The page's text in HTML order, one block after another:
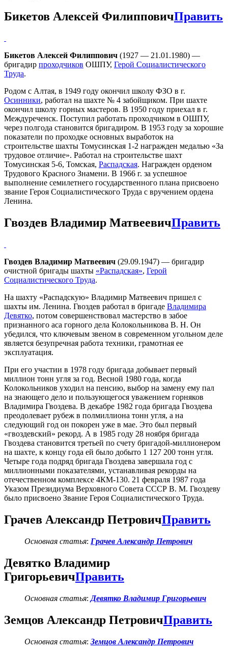
Бикетов Алексей ФилипповичПравить
Бикетов Алексей Филиппович (1927 — 21.01.1980) —
бригадир проходчиков ОШПУ, Герой Социалистического
Труда.
Родом с Алтая, в 1949 году окончил школу ФЗО в г.
Осинники, работал на шахте № 4 забойщиком. При шахте
окончил школу горных мастеров. В 1950 году приехал в г.
Междуреченск. Поступил работать проходчиком в ОШПУ,
через полгода становится бригадиром. В 1953 году за хорошие
показатели по проходке основных выработок на
строительстве шахты Томусинская 1-2 награжден медалью «За
трудовое отличие». Работал на строительстве шахт
Томусинская 5-6, Томская, Распадская. Награжден орденом
Трудового Красного Знамени. В 1966 г. за успешное
выполнение семилетнего государственного плана присвоено
звание Героя Социалистического Труда с вручением ордена
Ленина.
Гвоздев Владимир МатвеевичПравить
Гвоздев Владимир Матвеевич (29.09.1947) — бригадир
очистной бригады шахты «Распадская», Герой
Социалистического Труда.
На шахту «Распадскую» Владимир Матвеевич пришел с
шахты им. Ленина. Гвоздев работал в бригаде Владимира
Девятко, потом совершенствовал мастерство в забое
признанного аса горного дела Колокольникова В. Н. Он
убедился, что ключевым звеном в современном угольном деле
является безупречная работа техники, грамотная ее
эксплуатация.
При его участии в 1978 году бригада добывает первый
миллион тонн угля за год. Весной 1980 года, когда
Колокольников уходил на пенсию, выбор на замену ему пал
на знающего дело и пользующегося уважением горняков
Владимира Гвоздева. В декабре 1982 года бригада Гвоздева
преодолевает рубеж в полмиллиона тонн угля, а на
следующий год он покорен уже в мае. Это был первый
«гвоздевский» рекорд. А в 1985 году 28 ноября бригада
Гвоздева становится третьей по счету бригадой-миллионером
на шахте, к концу года ей было добыто 1 127 200 тонн угля.
Четыре года подряд бригада Гвоздева завершала год с
миллионными показателями, устанавливая рекорды на
отечественном комплексе 4КМ-130. 21 февраля 1987 года
Указом Президиума Верховного Совета СССР В. М. Гвоздеву
было присвоено Звание Героя Социалистического Труда.
Грачев Александр ПетровичПравить
Основная статья: Грачев Александр Петрович
Девятко Владимир
ГригорьевичПравить
Основная статья: Девятко Владимир Григорьевич
Земцов Александр ПетровичПравить
Основная статья: Земцов Александр Петрович